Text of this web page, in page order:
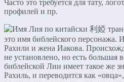
Часто это требуется для тату,
профилей и пр.
это имя библейского персонажа.
Рахили и жена Иакова.
не установлено, но есть большая
библейской Лии имеет такое же
Рахиль, и переводится как